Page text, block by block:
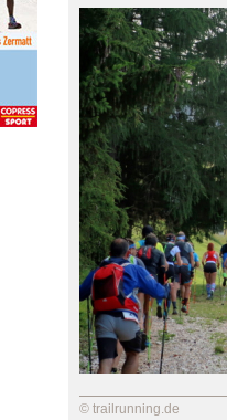
© trailrunning.de